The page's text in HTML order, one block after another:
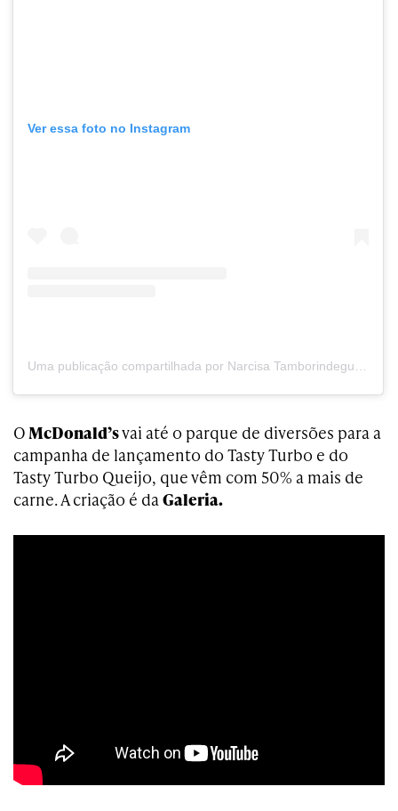
Ver essa foto no Instagram
OMcDonald’svai até o parque de diversões para a
campanha de lançamento do Tasty Turbo e do
Tasty Turbo Queijo, que vêm com 50% a mais de
carne. A criação é daGaleria.